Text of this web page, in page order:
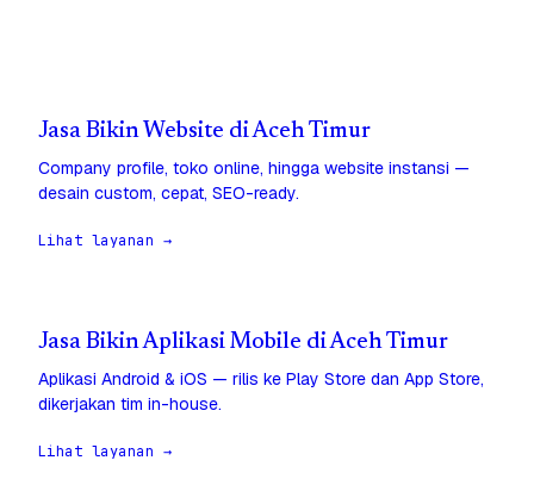
Jasa Bikin Website di Aceh Timur
Company profile, toko online, hingga website instansi —
desain custom, cepat, SEO-ready.
Lihat layanan →
Jasa Bikin Aplikasi Mobile di Aceh Timur
Aplikasi Android & iOS — rilis ke Play Store dan App Store,
dikerjakan tim in-house.
Lihat layanan →